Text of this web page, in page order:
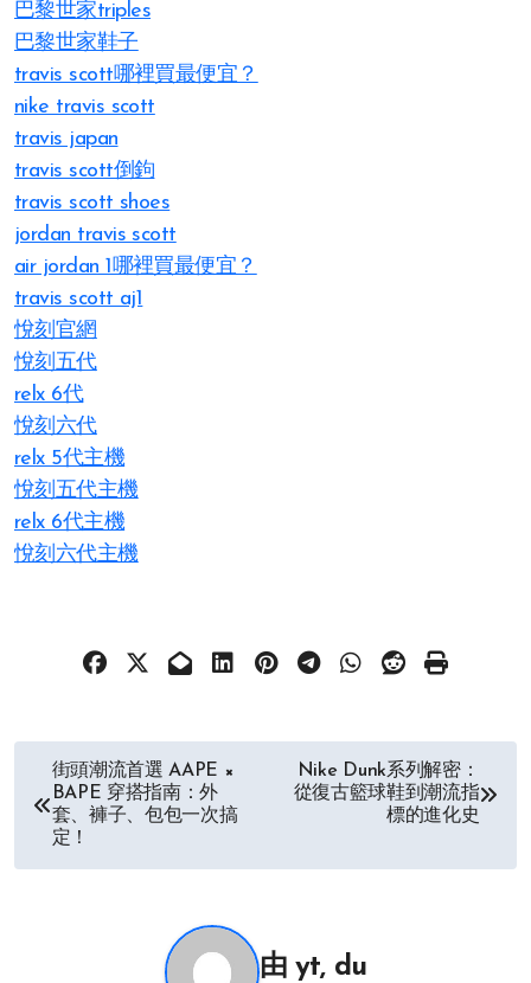
巴黎世家triples
巴黎世家鞋子
travis scott哪裡買最便宜？
nike travis scott
travis japan
travis scott倒鉤
travis scott shoes
jordan travis scott
air jordan 1哪裡買最便宜？
travis scott aj1
悅刻官網
悅刻五代
relx 6代
悅刻六代
relx 5代主機
悅刻五代主機
relx 6代主機
悅刻六代主機
章
导
街頭潮流首選 AAPE ×
BAPE 穿搭指南：外
套、褲子、包包一次搞
定！
Nike Dunk系列解密：
從復古籃球鞋到潮流指
標的進化史
由yt, du